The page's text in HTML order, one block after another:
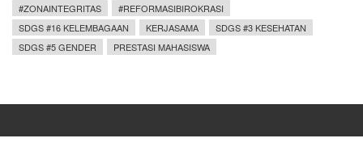
#ZONAINTEGRITAS
#REFORMASIBIROKRASI
SDGS #16 KELEMBAGAAN
KERJASAMA
SDGS #3 KESEHATAN
SDGS #5 GENDER
PRESTASI MAHASISWA